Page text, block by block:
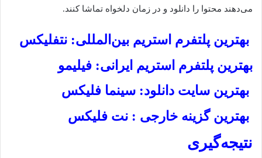
می‌دهند محتوا را دانلود و در زمان دلخواه تماشا کنند.
بهترین پلتفرم استریم بین‌المللی: نتفلیکس
بهترین پلتفرم استریم ایرانی: فیلیمو
بهترین سایت دانلود: سینما فلیکس
بهترین گزینه خارجی : نت فلیکس
نتیجه‌گیری